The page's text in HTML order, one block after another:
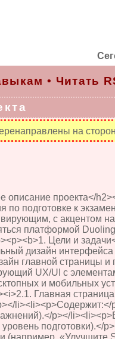
• Читать
на
проекта</
по подготовке к
с акцентом
платформой
Цели и
дизайн
главной страницы
UX/UI с
и мобильных
Главная
p></
подготовки).</
(например, «Улучшите